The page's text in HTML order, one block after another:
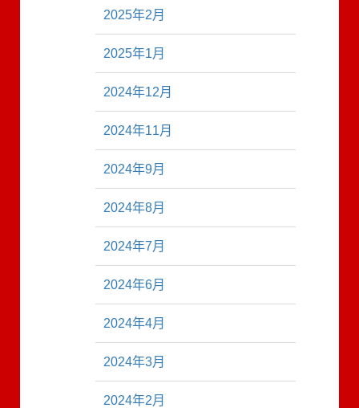
2025年2月
2025年1月
2024年12月
2024年11月
2024年9月
2024年8月
2024年7月
2024年6月
2024年4月
2024年3月
2024年2月